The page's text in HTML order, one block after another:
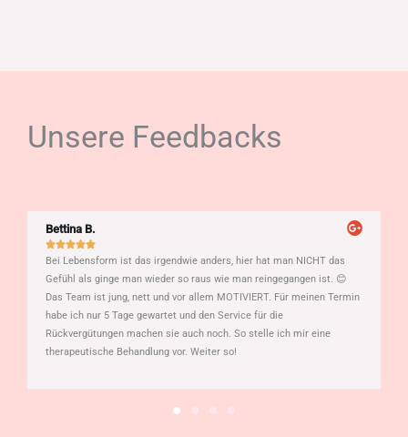
Unsere Feedbacks
Bettina B.

Bei Lebensform ist das irgendwie anders, hier hat man NICHT das
Gefühl als ginge man wieder so raus wie man reingegangen ist. 😊
Das Team ist jung, nett und vor allem MOTIVIERT. Für meinen Termin
habe ich nur 5 Tage gewartet und den Service für die
Rückvergütungen machen sie auch noch. So stelle ich mir eine
therapeutische Behandlung vor. Weiter so!